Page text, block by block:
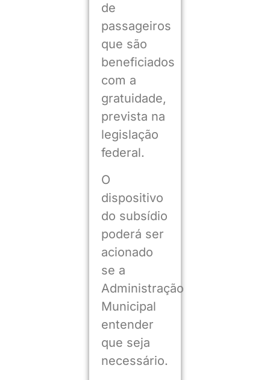
de
passageiros
que são
beneficiados
com a
gratuidade,
prevista na
legislação
federal.
O
dispositivo
do subsídio
poderá ser
acionado
se a
Administração
Municipal
entender
que seja
necessário.